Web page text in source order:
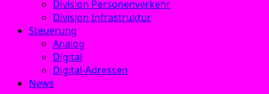
Division Personenverkehr
Division Infrastruktur
Steuerung
Analog
Digital
Digital-Adressen
News